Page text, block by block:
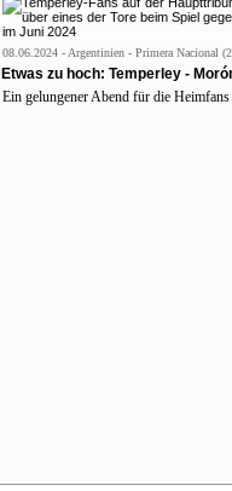
08.06.2024 - Argentinien - Primera Nacional
Etwas zu hoch: Temperley -
Ein gelungener Abend für die Heimfans